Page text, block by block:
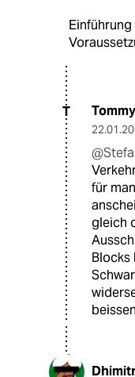
T Tommy
für
gleich
Blocks